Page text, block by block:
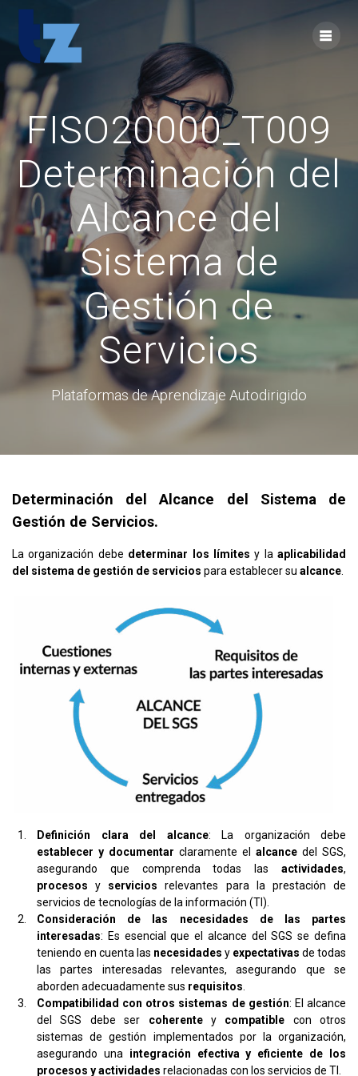
content
FISO20000_T009
Determinación del
Alcance del
Sistema de
Gestión de
Servicios
Plataformas de Aprendizaje Autodirigido
Determinación del Alcance del Sistema de
Gestión de Servicios.
La organización debe determinar los límites y la aplicabilidad
del sistema de gestión de servicios para establecer su alcance
Definición clara del alcance: La organización debe
establecer y documentar claramente el alcance del SGS,
asegurando que comprenda todas las actividades,
procesos y servicios relevantes para la prestación de
servicios de tecnologías de la información (TI).
Consideración de las necesidades de las partes
interesadas: Es esencial que el alcance del SGS se defina
teniendo en cuenta las necesidades y expectativas de todas
las partes interesadas relevantes, asegurando que se
aborden adecuadamente sus requisitos
Compatibilidad con otros sistemas de gestión: El alcance
del SGS debe ser coherentey compatible con otros
sistemas de gestión implementados por la organización,
asegurando una integración efectiva y eficiente de los
procesos y actividades relacionadas con los servicios de TI.